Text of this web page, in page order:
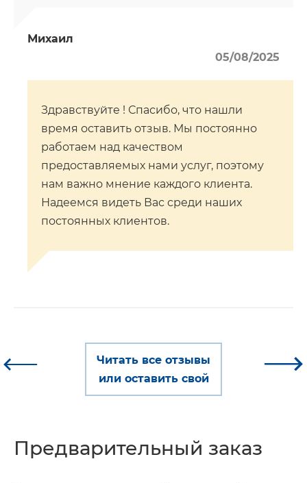
Михаил
05/08/2025
Здравствуйте ! Спасибо, что нашли
время оставить отзыв. Мы постоянно
работаем над качеством
предоставляемых нами услуг, поэтому
нам важно мнение каждого клиента.
Надеемся видеть Вас среди наших
постоянных клиентов.
Читать все отзывы
или оставить свой
Предварительный заказ